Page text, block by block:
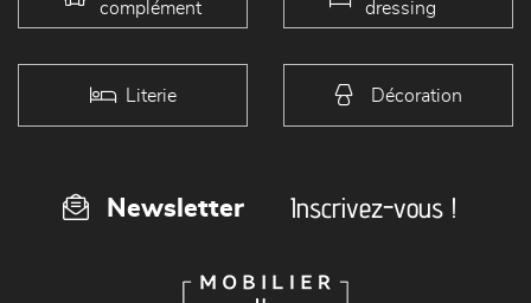
complément
dressing
Literie Décoration
Newsletter Inscrivez-vous !